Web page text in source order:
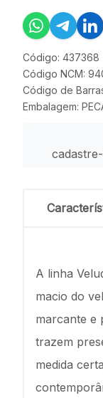
Código: 437368
Código NCM:
Código de
Embalagem:
A linha
macio do
marcante e
trazem
medida